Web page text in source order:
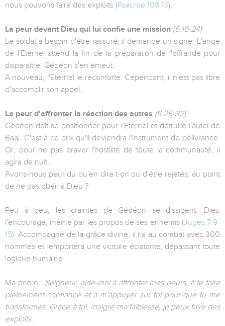
nous pouvons faire des exploits (Psaume 108.13).
La peur devant Dieu qui lui confie une mission (6.16-24)
Le soldat a besoin d'être rassuré, il demande un signe. L'ange
de l'Eternel attend la fin de la préparation de l'offrande pour
disparaître. Gédéon s'en émeut.
A nouveau, l'Eternel le réconforte. Cependant, il n'est pas libre
d'accomplir son appel…
La peur d'affronter la réaction des autres (6.25-32)
Gédéon doit se positionner pour l'Eternel et détruire l'autel de
Baal. C'est à ce prix qu'il deviendra l'instrument de délivrance.
Or, pour ne pas braver l'hostilité de toute la communauté, il
agira de nuit…
Avons-nous peur du qu'en dira-t-on ou d'être rejetés, au point
de ne pas obéir à Dieu ?
Peu à peu, les craintes de Gédéon se dissipent. Dieu
l'encourage, même par les propos de ses ennemis (Juges 7.9-
15). Accompagné de la grâce divine, il ira au combat avec 300
hommes et remportera une victoire éclatante, dépassant toute
logique humaine.
Ma prière : Seigneur, aide-moi à affronter mes peurs, à te faire
pleinement confiance et à m'appuyer sur toi pour que tu me
transformes. Grâce à toi, malgré ma faiblesse, je peux faire des
exploits.